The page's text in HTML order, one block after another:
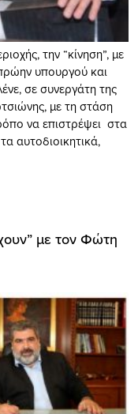
την “κίνηση”, με
υπουργού και
σε συνεργάτη της
με τη στάση
να επιστρέψει στα
αυτοδιοικητικά,
με τον Φώτη